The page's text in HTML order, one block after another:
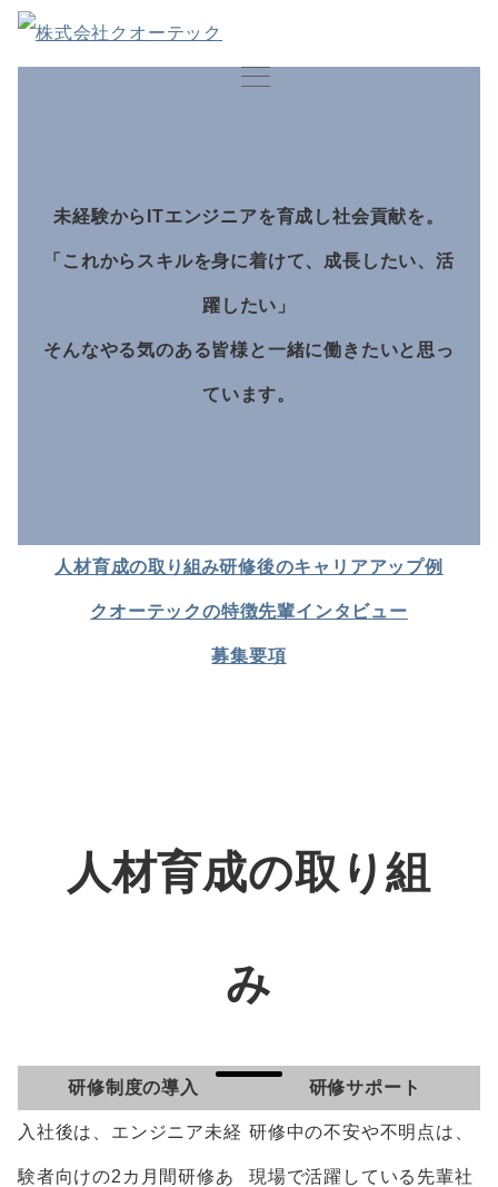
未経験からITエンジニアを育成し社会貢献を。
「これからスキルを身に着けて、成長したい、活
躍したい」
そんなやる気のある皆様と一緒に働きたいと思っ
ています。
人材育成の取り組み研修後のキャリアアップ例
クオーテックの特徴先輩インタビュー
募集要項
人材育成の取り組
み
研修制度の導入
入社後は、エンジニア未経
験者向けの2カ月間研修あ
研修サポート
研修中の不安や不明点は、
現場で活躍している先輩社